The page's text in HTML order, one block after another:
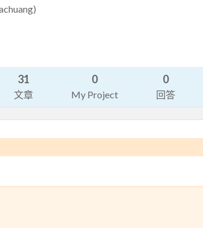
31
文章
0
My Project
0
回答